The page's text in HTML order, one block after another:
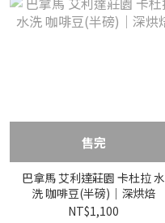
售完
巴拿馬 艾利達莊園 卡杜拉 水
洗 咖啡豆(半磅)｜深烘焙
NT$1,100